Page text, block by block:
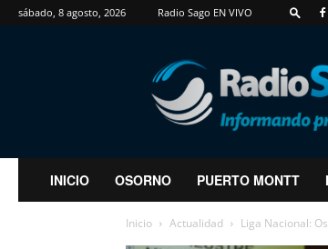
sábado, 8 agosto, 2026 Radio Sago EN VIVO
RadioSago
INICIO OSORNO PUERTO MONTT
Inicio Actualidad Liga Nacional: